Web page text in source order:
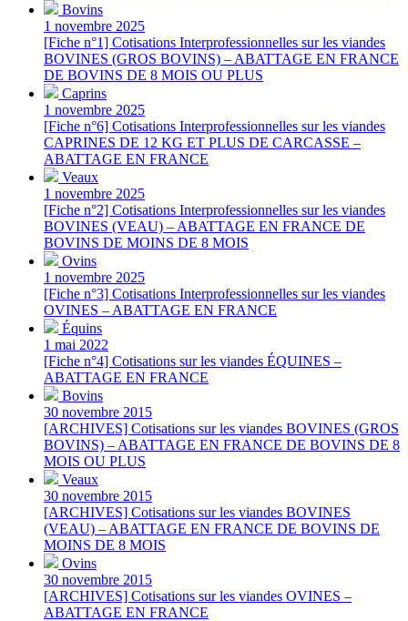
Bovins
1 novembre 2025
[Fiche n°1] Cotisations Interprofessionnelles sur les viandes
BOVINES (GROS BOVINS) – ABATTAGE EN FRANCE
DE BOVINS DE 8 MOIS OU PLUS
Caprins
1 novembre 2025
[Fiche n°6] Cotisations Interprofessionnelles sur les viandes
CAPRINES DE 12 KG ET PLUS DE CARCASSE –
ABATTAGE EN FRANCE
Veaux
1 novembre 2025
[Fiche n°2] Cotisations Interprofessionnelles sur les viandes
BOVINES (VEAU) – ABATTAGE EN FRANCE DE
BOVINS DE MOINS DE 8 MOIS
Ovins
1 novembre 2025
[Fiche n°3] Cotisations Interprofessionnelles sur les viandes
OVINES – ABATTAGE EN FRANCE
Équins
1 mai 2022
[Fiche n°4] Cotisations sur les viandes ÉQUINES –
ABATTAGE EN FRANCE
Bovins
30 novembre 2015
[ARCHIVES] Cotisations sur les viandes BOVINES (GROS
BOVINS) – ABATTAGE EN FRANCE DE BOVINS DE 8
MOIS OU PLUS
Veaux
30 novembre 2015
[ARCHIVES] Cotisations sur les viandes BOVINES
(VEAU) – ABATTAGE EN FRANCE DE BOVINS DE
MOINS DE 8 MOIS
Ovins
30 novembre 2015
[ARCHIVES] Cotisations sur les viandes OVINES –
ABATTAGE EN FRANCE